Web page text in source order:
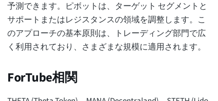
予測できます。ピボットは、ターゲット セグメントと
サポートまたはレジスタンスの領域を調整します。こ
のアプローチの基本原則は、トレーディング部門で広
く利用されており、さまざまな規模に適用されます。
ForTube相関